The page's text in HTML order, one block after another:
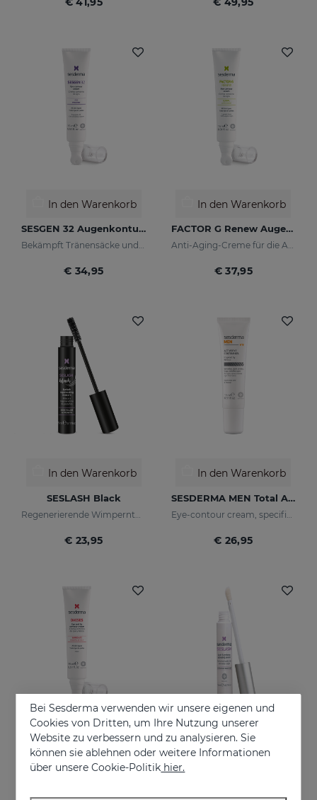
In den Warenkorb
SESGEN 32 Augenkonturcreme
Bekämpft Tränensäcke und Schlupflider
€ 34,95
In den Warenkorb
FACTOR G Renew Augenkonturencreme
Anti-Aging-Creme für die Augenkonturen
€ 37,95
In den Warenkorb
SESLASH Black
€ 23,95
In den Warenkorb
SESDERMA MEN Total Active Eye Contour Gel
€ 26,95
In den Warenkorb
DAESES Augen-Und Lippenkontur
In den Warenkorb
Bei Sesderma verwenden wir unsere eigenen und
Cookies von Dritten, um Ihre Nutzung unserer
Website zu verbessern und zu analysieren. Sie
können sie ablehnen oder weitere Informationen
über unsere Cookie-Politik hier.